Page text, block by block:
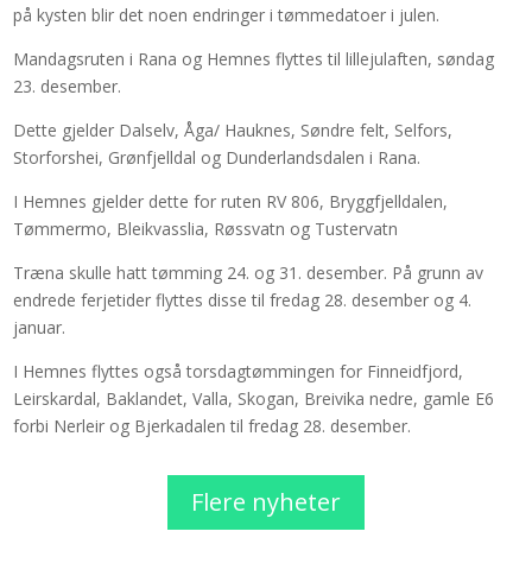
på kysten blir det noen endringer i tømmedatoer i julen.
Mandagsruten i Rana og Hemnes flyttes til lillejulaften, søndag
23. desember.
Dette gjelder Dalselv, Åga/ Hauknes, Søndre felt, Selfors,
Storforshei, Grønfjelldal og Dunderlandsdalen i Rana.
I Hemnes gjelder dette for ruten RV 806, Bryggfjelldalen,
Tømmermo, Bleikvasslia, Røssvatn og Tustervatn
Træna skulle hatt tømming 24. og 31. desember. På grunn av
endrede ferjetider flyttes disse til fredag 28. desember og 4.
januar.
I Hemnes flyttes også torsdagtømmingen for Finneidfjord,
Leirskardal, Baklandet, Valla, Skogan, Breivika nedre, gamle E6
forbi Nerleir og Bjerkadalen til fredag 28. desember.
Flere nyheter